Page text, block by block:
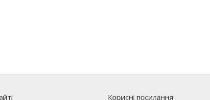
Корисні посилання